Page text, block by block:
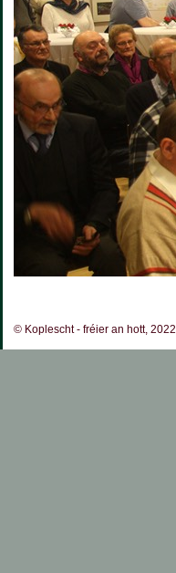
© Koplescht - fréier an hott, 2022